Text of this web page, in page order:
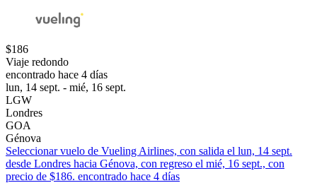
$186
Viaje redondo
encontrado hace 4 días
lun, 14 sept. - mié, 16 sept.
LGW
Londres
GOA
Génova
Seleccionar vuelo de Vueling Airlines, con salida el lun, 14 sept.
desde Londres hacia Génova, con regreso el mié, 16 sept., con
precio de $186. encontrado hace 4 días